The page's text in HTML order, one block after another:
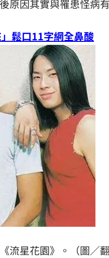
原因其實與罹患怪病
鬆口11字網全鼻酸
流星花園》。（圖／